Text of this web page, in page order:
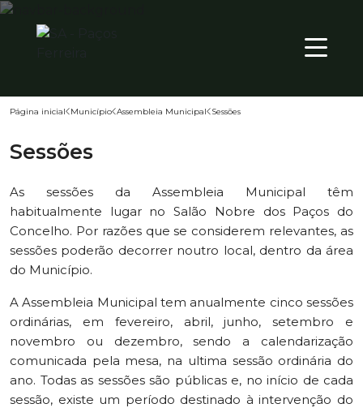
Município
Atualidade
18º PT
Página inicial Município Assembleia Municipal Sessões
Sessões
As sessões da Assembleia Municipal têm
habitualmente lugar no Salão Nobre dos Paços do
Concelho. Por razões que se considerem relevantes, as
sessões poderão decorrer noutro local, dentro da área
do Município.
A Assembleia Municipal tem anualmente cinco sessões
ordinárias, em fevereiro, abril, junho, setembro e
novembro ou dezembro, sendo a calendarização
comunicada pela mesa, na ultima sessão ordinária do
ano. Todas as sessões são públicas e, no início de cada
sessão, existe um período destinado à intervenção do